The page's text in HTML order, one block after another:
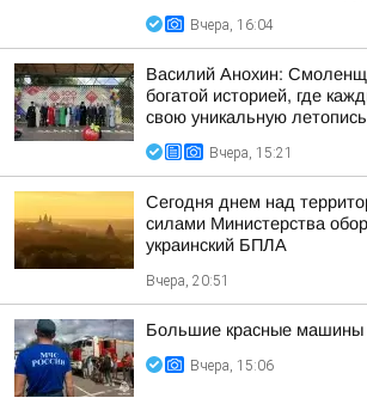
Вчера, 16:04
Василий Анохин:
богатой историей, где
свою уникальную летопись
Вчера, 15:21
Сегодня днем над
силами Министерства
украинский БПЛА
Вчера, 20:51
Большие красные машины
Вчера, 15:06